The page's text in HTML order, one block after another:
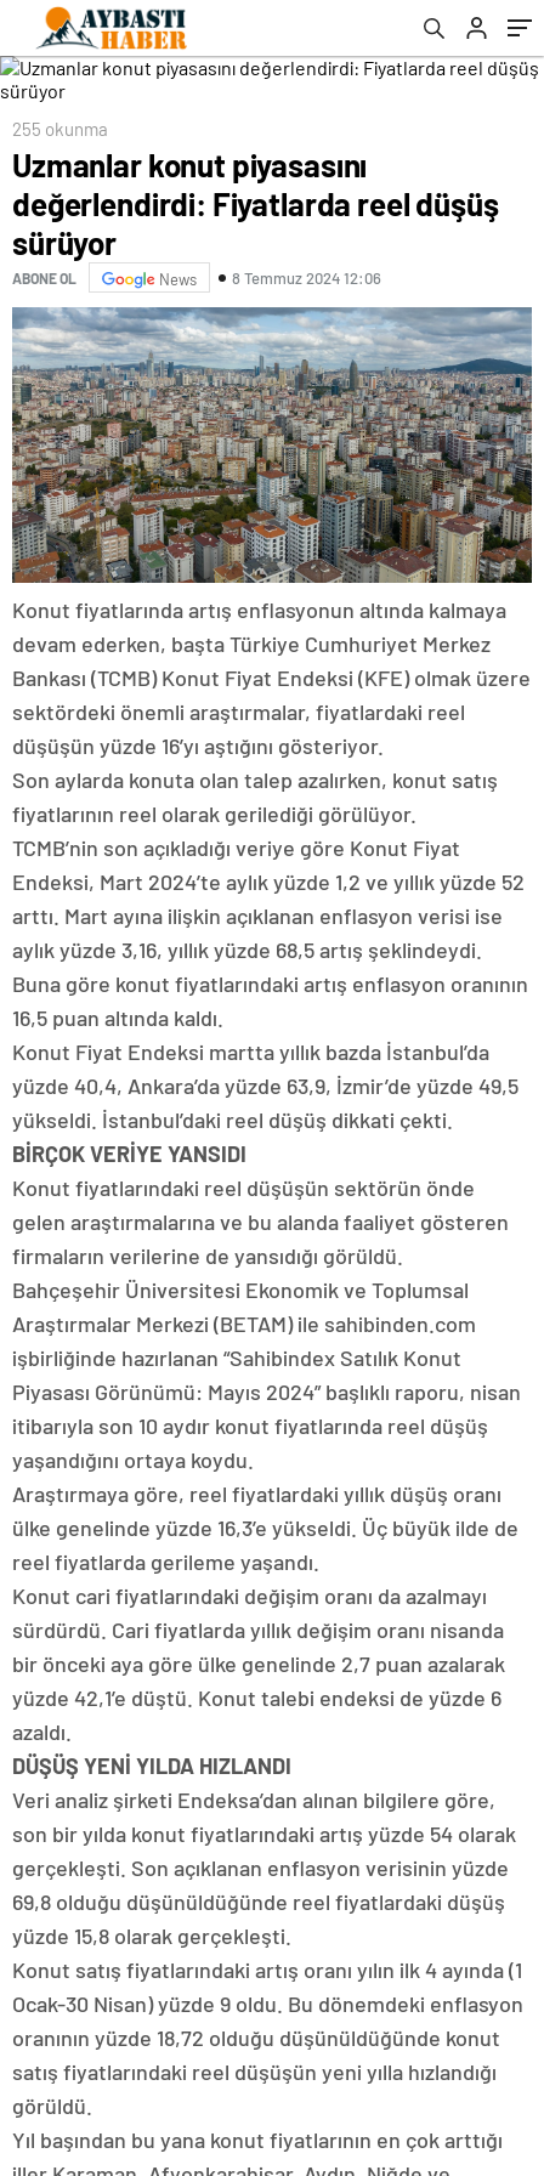
255 okunma
Uzmanlar konut piyasasını
değerlendirdi: Fiyatlarda reel düşüş
sürüyor
ABONE OL News 8 Temmuz 2024 12:06
Konut fiyatlarında artış enflasyonun altında kalmaya
devam ederken, başta Türkiye Cumhuriyet Merkez
Bankası (TCMB) Konut Fiyat Endeksi (KFE) olmak üzere
sektördeki önemli araştırmalar, fiyatlardaki reel
düşüşün yüzde 16’yı aştığını gösteriyor.
Son aylarda konuta olan talep azalırken, konut satış
fiyatlarının reel olarak gerilediği görülüyor.
TCMB’nin son açıkladığı veriye göre Konut Fiyat
Endeksi, Mart 2024’te aylık yüzde 1,2 ve yıllık yüzde 52
arttı. Mart ayına ilişkin açıklanan enflasyon verisi ise
aylık yüzde 3,16, yıllık yüzde 68,5 artış şeklindeydi.
Buna göre konut fiyatlarındaki artış enflasyon oranının
16,5 puan altında kaldı.
Konut Fiyat Endeksi martta yıllık bazda İstanbul’da
yüzde 40,4, Ankara’da yüzde 63,9, İzmir’de yüzde 49,5
yükseldi. İstanbul’daki reel düşüş dikkati çekti.
BİRÇOK VERİYE YANSIDI
Konut fiyatlarındaki reel düşüşün sektörün önde
gelen araştırmalarına ve bu alanda faaliyet gösteren
firmaların verilerine de yansıdığı görüldü.
Bahçeşehir Üniversitesi Ekonomik ve Toplumsal
Araştırmalar Merkezi (BETAM) ile sahibinden.com
işbirliğinde hazırlanan “Sahibindex Satılık Konut
Piyasası Görünümü: Mayıs 2024” başlıklı raporu, nisan
itibarıyla son 10 aydır konut fiyatlarında reel düşüş
yaşandığını ortaya koydu.
Araştırmaya göre, reel fiyatlardaki yıllık düşüş oranı
ülke genelinde yüzde 16,3’e yükseldi. Üç büyük ilde de
reel fiyatlarda gerileme yaşandı.
Konut cari fiyatlarındaki değişim oranı da azalmayı
sürdürdü. Cari fiyatlarda yıllık değişim oranı nisanda
bir önceki aya göre ülke genelinde 2,7 puan azalarak
yüzde 42,1’e düştü. Konut talebi endeksi de yüzde 6
azaldı.
DÜŞÜŞ YENİ YILDA HIZLANDI
Veri analiz şirketi Endeksa’dan alınan bilgilere göre,
son bir yılda konut fiyatlarındaki artış yüzde 54 olarak
gerçekleşti. Son açıklanan enflasyon verisinin yüzde
69,8 olduğu düşünüldüğünde reel fiyatlardaki düşüş
yüzde 15,8 olarak gerçekleşti.
Konut satış fiyatlarındaki artış oranı yılın ilk 4 ayında (1
Ocak-30 Nisan) yüzde 9 oldu. Bu dönemdeki enflasyon
oranının yüzde 18,72 olduğu düşünüldüğünde konut
satış fiyatlarındaki reel düşüşün yeni yılla hızlandığı
görüldü.
Yıl başından bu yana konut fiyatlarının en çok arttığı